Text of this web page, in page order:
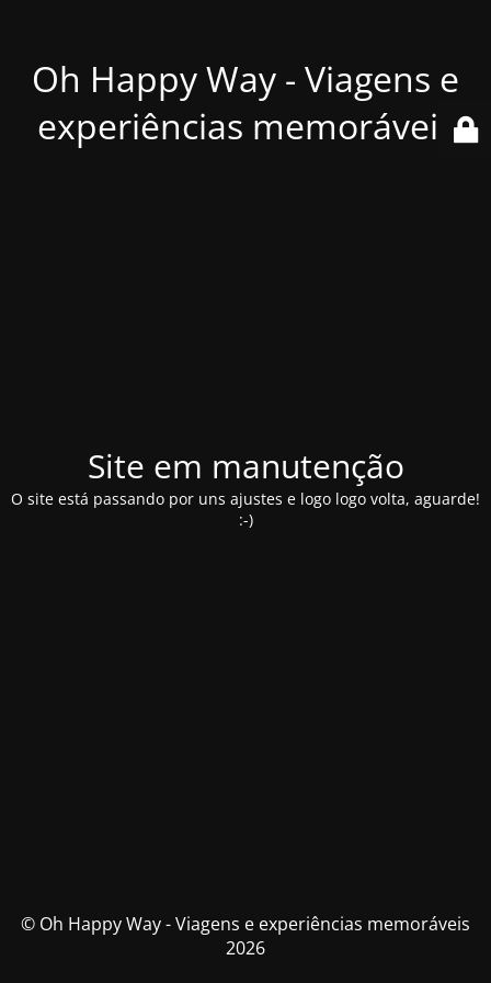
Oh Happy Way - Viagens e
experiências memoráveis
Site em manutenção
O site está passando por uns ajustes e logo logo volta, aguarde!
:-)
© Oh Happy Way - Viagens e experiências memoráveis
2026